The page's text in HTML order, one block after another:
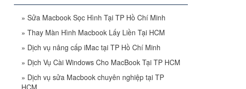
» Sửa Macbook Sọc Hình Tại TP Hồ Chí Minh
» Thay Màn Hình Macbook Lấy Liền Tại HCM
» Dịch vụ nâng cấp iMac tại TP Hồ Chí Minh
» Dịch Vụ Cài Windows Cho MacBook Tại TP HCM
» Dịch vụ sửa Macbook chuyên nghiệp tại TP
HCM